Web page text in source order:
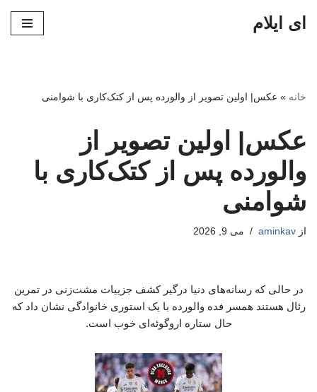
ای ایلام
خانه » عکس| اولین تصویر از والورده پس از کتک‌کاری با شوامنی
عکس| اولین تصویر از
والورده پس از کتک‌کاری با
شوامنی
از aminkav می 9, 2026
در حالی که رسانه‌های دنیا درگیر کشف جزییات مشت‌زنی در تمرین
رئال هستند همسر فده والورده با یک استوری خانوادگی نشان داد که
حال ستاره اروگوئه‌ای خوب است.